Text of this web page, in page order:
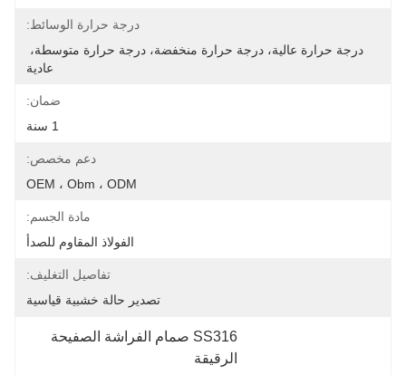
درجة حرارة الوسائط:
عادية
ضمان:
1 سنة
دعم مخصص:
OEM ، Obm ، ODM
مادة الجسم:
الفولاذ المقاوم للصدأ
تفاصيل التغليف:
تصدير حالة خشبية قياسية
الرقيقة